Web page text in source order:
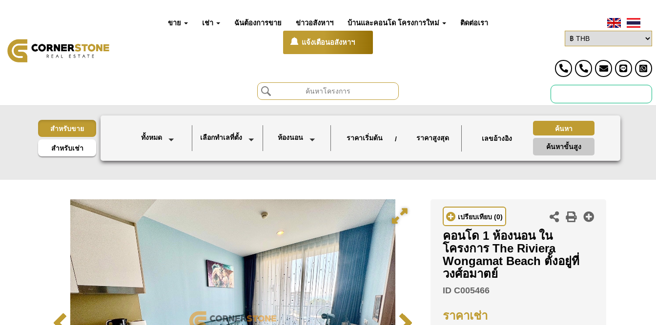
ขาย เช่า ฉันต้องการขาย ข่าวอสังหาฯ บ้านและคอนโด โครงการใหม่ ติดต่อเรา
แจ้งเตือนอสังหาฯ
สำหรับขาย
สำหรับเช่า
ทั้งหมด เลือกทำเลที่ตั้ง ห้องนอน ราคาเริ่มต้น / ราคาสูงสุด
ค้นหา
ค้นหาขั้นสูง
เปรียบเทียบ (0)
คอนโด 1 ห้องนอน ใน
โครงการ The Riviera
Wongamat Beach ตั้งอยู่ที่
วงศ์อมาตย์
ID C005466
ราคาเช่า